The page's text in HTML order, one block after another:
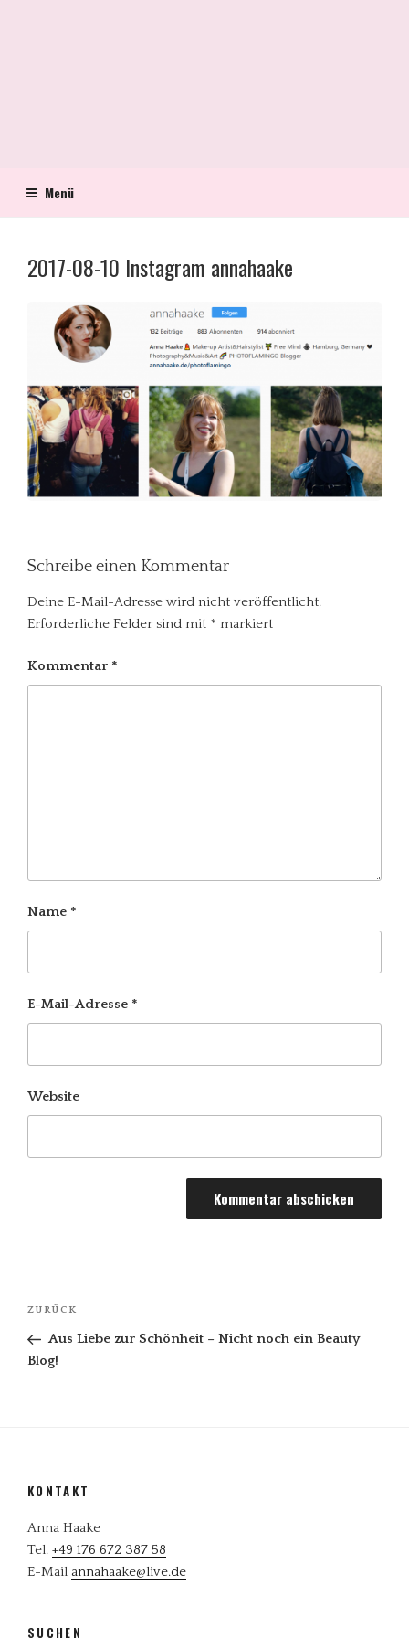
Menü
2017-08-10 Instagram annahaake
Schreibe einen Kommentar
Deine E-Mail-Adresse wird nicht veröffentlicht.
Erforderliche Felder sind mit * markiert
Kommentar *
Name *
E-Mail-Adresse *
Website
Beitragsnavigation
Vorheriger
Beitrag
ZURÜCK
Aus Liebe zur Schönheit – Nicht noch ein Beauty
Blog!
KONTAKT
Anna Haake
Tel. +49 176 672 387 58
E-Mail annahaake@live.de
SUCHEN